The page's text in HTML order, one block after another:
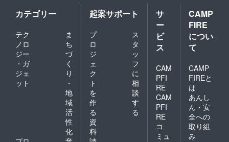
はじめる。
２年間続け
て、子供を
英語ができ
るようにす
庭環境を整
えるのが必
要と思うよ
うになっ
た。特に、
親が苦手意
カテゴリー
テク
ノロ
ジー
・ガ
ジェ
ット
ま
ち
づ
く
り
・
地
域
活
性
化
起案サポート
プ
ロ
ジ
ェ
ク
ト
を
作
る
ス
タ
ッ
フ
に
相
談
す
る
資
料
サ
ー
ビ
ス
CAM
PFI
RE
CAM
PFI
RE
コ
ミュ
CAMP
FIRE
につい
て
CAMP
FIREと
は
あんし
ん・安
全への
取り組
み